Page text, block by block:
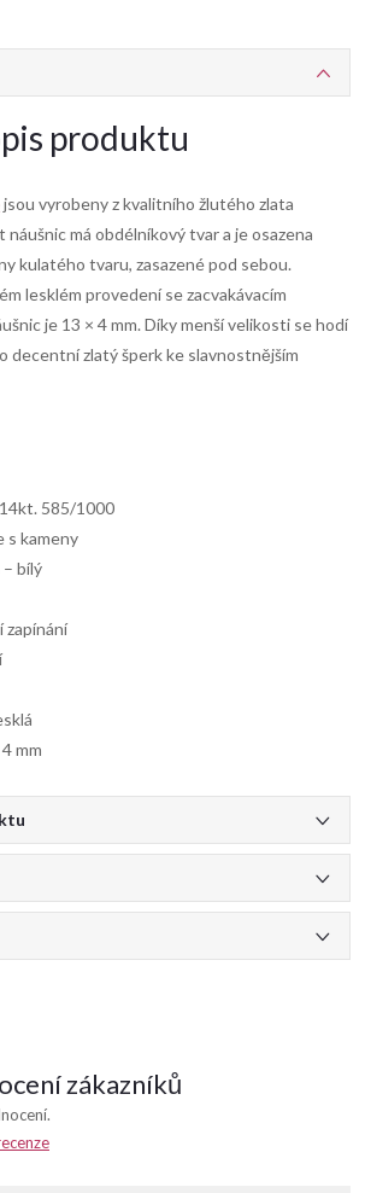
produktu
jsou vyrobeny z kvalitního žlutého zlata
má obdélníkový tvar a je osazena
kulatého tvaru, zasazené pod sebou.
lesklém provedení se zacvakávacím
je 13 × 4 mm. Díky menší velikosti se hodí
decentní zlatý šperk ke slavnostnějším
585/1000
s kameny
bílý
zapínání
mm
zákazníků